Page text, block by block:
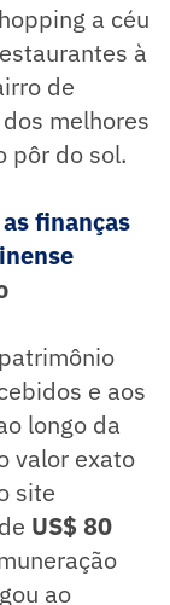
a céu
à
de
melhores
pôr do sol.
finanças
e aos
longo da
valor exato
site
US$ 80
ao